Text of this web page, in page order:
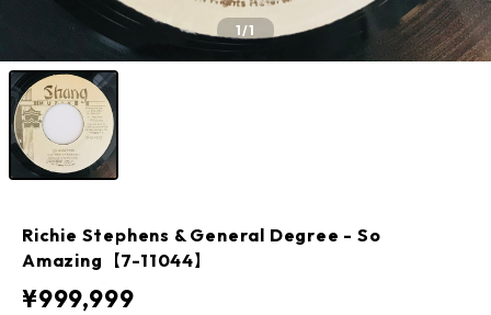
1/1
Richie Stephens & General Degree - So
Amazing【7-11044】
¥999,999